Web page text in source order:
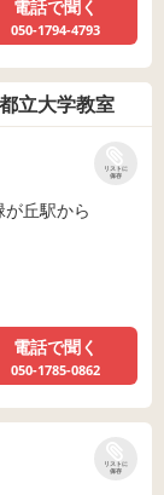
電話で聞く
050-1794-4793
立大学教室
リストに
保存
丘駅から
電話で聞く
050-1785-0862
リストに
保存